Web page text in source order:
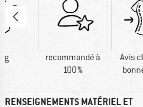
g
recommandé à
100 %
Avis
RENSEIGNEMENTS MATÉRIEL ET